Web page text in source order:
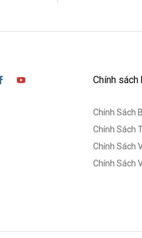
Chính sách
Chính Sách
Chính Sách
Chính Sách
Chính Sách